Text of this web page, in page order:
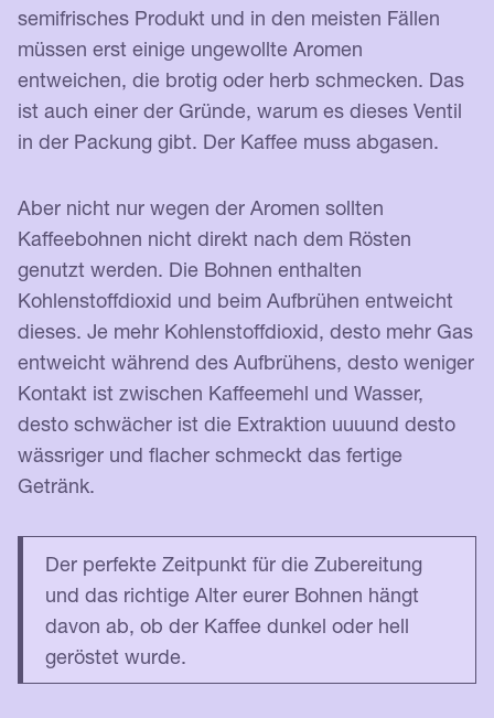
semifrisches Produkt und in den meisten Fällen
müssen erst einige ungewollte Aromen
entweichen, die brotig oder herb schmecken. Das
ist auch einer der Gründe, warum es dieses Ventil
in der Packung gibt. Der Kaffee muss abgasen.
Aber nicht nur wegen der Aromen sollten
Kaffeebohnen nicht direkt nach dem Rösten
genutzt werden. Die Bohnen enthalten
Kohlenstoffdioxid und beim Aufbrühen entweicht
dieses. Je mehr Kohlenstoffdioxid, desto mehr Gas
entweicht während des Aufbrühens, desto weniger
Kontakt ist zwischen Kaffeemehl und Wasser,
desto schwächer ist die Extraktion uuuund desto
wässriger und flacher schmeckt das fertige
Getränk.
Der perfekte Zeitpunkt für die Zubereitung
und das richtige Alter eurer Bohnen hängt
davon ab, ob der Kaffee dunkel oder hell
geröstet wurde.